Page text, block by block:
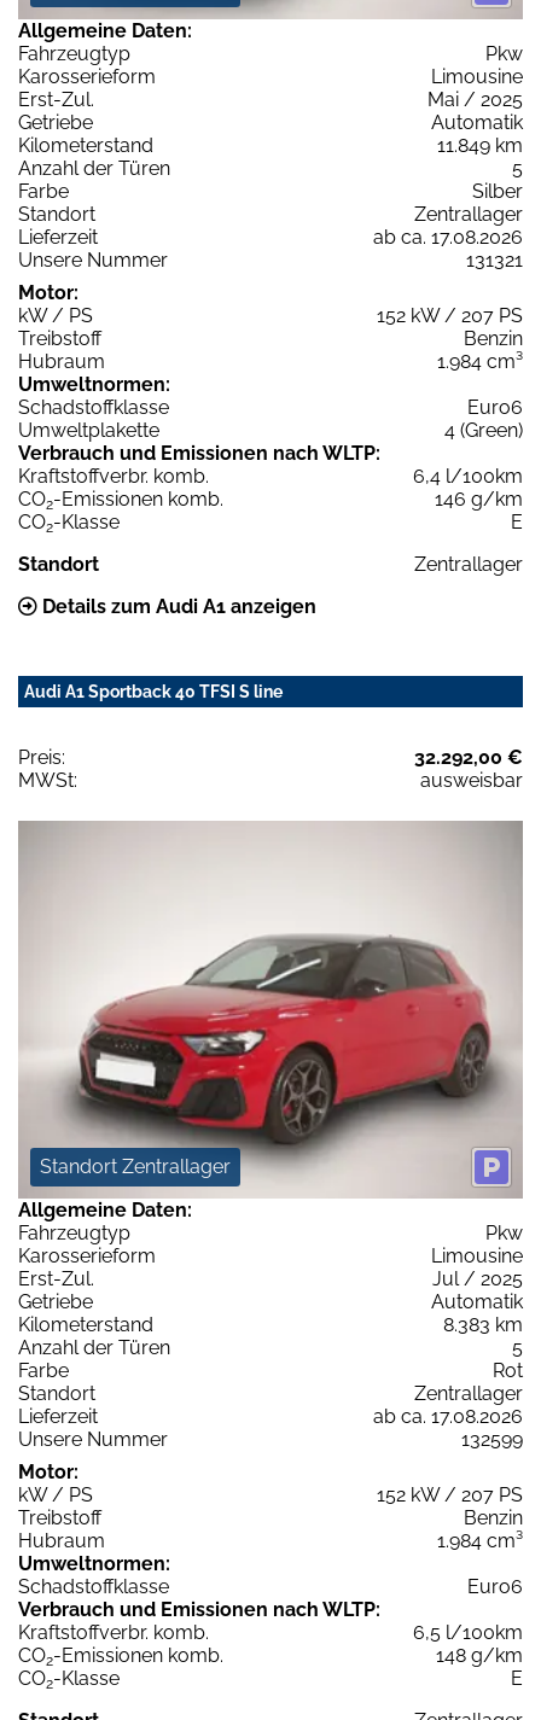
Allgemeine Daten:
Fahrzeugtyp
Pkw
Karosserieform
Limousine
Erst-Zul.
Mai / 2025
Getriebe
Automatik
Kilometerstand
11.849 km
Anzahl der Türen
5
Farbe
Silber
Standort
Zentrallager
Lieferzeit
ab ca. 17.08.2026
Unsere Nummer
131321
Motor:
kW / PS
152 kW / 207 PS
Treibstoff
Benzin
Hubraum
1.984 cm³
Umweltnormen:
Schadstoffklasse
Euro6
Umweltplakette
4 (Green)
Verbrauch und Emissionen nach WLTP:
Kraftstoffverbr. komb.
6,4 l/100km
CO2-Emissionen komb.
146 g/km
CO2-Klasse
E
Standort
Zentrallager
Details zum Audi A1 anzeigen
Audi A1 Sportback 40 TFSI S line
Preis:
32.292,00 €
MWSt:
ausweisbar
Standort Zentrallager
Allgemeine Daten:
Fahrzeugtyp
Pkw
Karosserieform
Limousine
Erst-Zul.
Jul / 2025
Getriebe
Automatik
Kilometerstand
8.383 km
Anzahl der Türen
5
Farbe
Rot
Standort
Zentrallager
Lieferzeit
ab ca. 17.08.2026
Unsere Nummer
132599
Motor:
kW / PS
152 kW / 207 PS
Treibstoff
Benzin
Hubraum
1.984 cm³
Umweltnormen:
Schadstoffklasse
Euro6
Verbrauch und Emissionen nach WLTP:
Kraftstoffverbr. komb.
6,5 l/100km
CO2-Emissionen komb.
148 g/km
CO2-Klasse
E